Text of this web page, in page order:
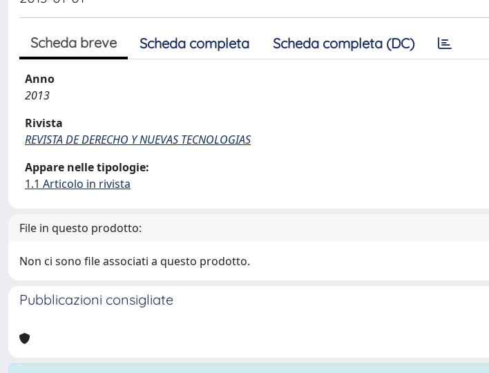
Scheda breve Scheda completa Scheda completa (DC)
Anno
2013
Rivista
REVISTA DE DERECHO Y NUEVAS TECNOLOGIAS
Appare nelle tipologie:
1.1 Articolo in rivista
File in questo prodotto:
Non ci sono file associati a questo prodotto.
Pubblicazioni consigliate